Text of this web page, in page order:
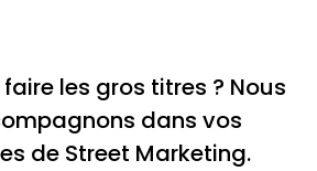
les gros titres ? Nous
dans vos
de Street Marketing.